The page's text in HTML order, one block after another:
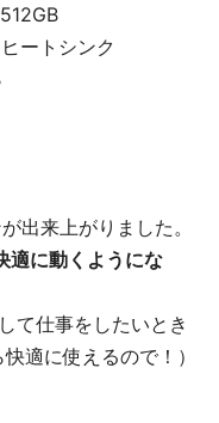
ートシンク
出来上がりました。
に動くようにな
て仕事をしたいとき
適に使えるので！）